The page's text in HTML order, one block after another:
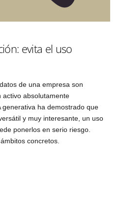
evita el uso
de una empresa son
activo absolutamente
generativa ha demostrado que
y muy interesante, un uso
ponerlos en serio riesgo.
concretos.